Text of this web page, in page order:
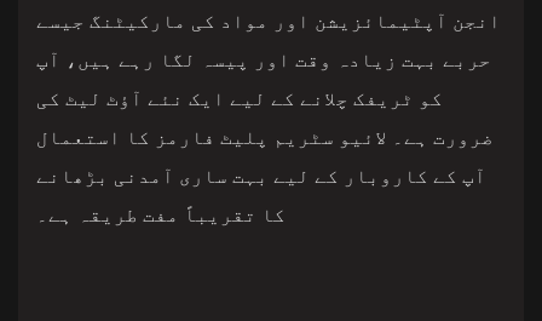
انجن آپٹیمائزیشن اور مواد کی مارکیٹنگ جیسے
حربے بہت زیادہ وقت اور پیسہ لگا رہے ہیں، آپ
کو ٹریفک چلانے کے لیے ایک نئے آؤٹ لیٹ کی
ضرورت ہے۔ لائیو سٹریم پلیٹ فارمز کا استعمال
آپ کے کاروبار کے لیے بہت ساری آمدنی بڑھانے
کا تقریباً مفت طریقہ ہے۔